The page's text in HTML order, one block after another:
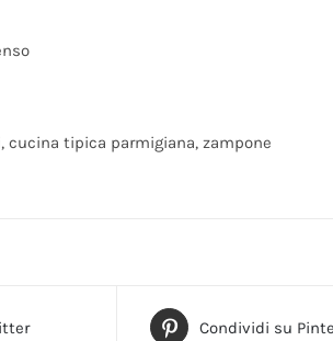
cucina tipica parmigiana, zampone
Condividi su